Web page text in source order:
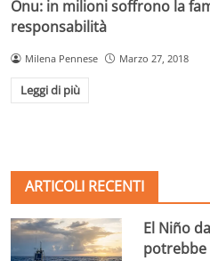
Onu: in milioni soffrono la
responsabilità
Milena Pennese Marzo 27, 2018
Leggi di più
ARTICOLI RECENTI
El Niño
potrebbe